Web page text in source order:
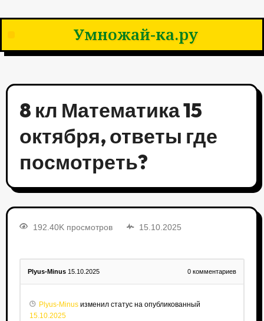
Умножай-ка.ру
8 кл Математика 15
октября, ответы где
посмотреть?
192.40K просмотров 15.10.2025
Plyus-Minus 15.10.2025 0 комментариев
Plyus-Minusизменил статус на опубликованный
15.10.2025